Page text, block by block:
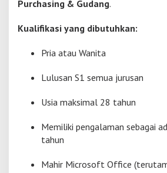
Purchasing & Gudang.
Kualifikasi yang dibutuhkan:
Pria atau Wanita
Lulusan S1 semua jurusan
Usia maksimal 28 tahun
Memiliki pengalaman sebagai
tahun
Mahir Microsoft Office